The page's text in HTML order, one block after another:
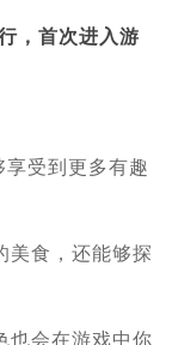
，首次进入游
受到更多有趣
美食，还能够探
也会在游戏中你